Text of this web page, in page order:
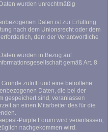
wurden unrechtmäßig
Daten ist zur Erfüllung
nach dem Unionsrecht oder dem
dem der Verantwortliche
wurden in Bezug auf
gemäß Art. 8
zutrifft und eine betroffene
Daten, die bei der
gespeichert sind, veranlassen
an einen Mitarbeiter des für die
Purple Forum wird veranlassen,
nachgekommen wird.